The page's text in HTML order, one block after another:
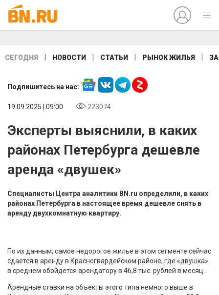
СЕГОДНЯ НОВОСТИ СТАТЬИ РЫНОК ЖИЛЬЯ
Подпишитесь на нас:
19.09.2025 | 09:00 223074
Эксперты выяснили, в каких
районах Петербурга дешевле
аренда «двушек»
Специалисты Центра аналитики BN.ru определили, в каких
районах Петербурга в настоящее время дешевле снять в
аренду двухкомнатную квартиру.
По их данным, самое недорогое жилье в этом сегменте сейчас
сдается в аренду в Красногвардейском районе, где «двушка»
в среднем обойдется арендатору в 46,8 тыс. рублей в месяц.
Арендные ставки на объекты этого типа немного выше в